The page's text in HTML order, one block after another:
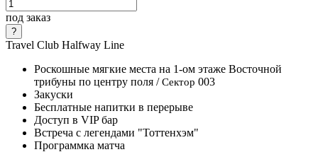
под заказ
Travel Club Halfway Line
Роскошные мягкие места на 1-ом этаже Восточной
трибуны по центру поля /Сектор 003
Закуски
Бесплатные напитки в перерыве
Доступ в VIP бар
Встреча с легендами "Тоттенхэм"
Программка матча